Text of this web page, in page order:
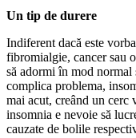
Un tip de durere
Indiferent dacă este
fibromialgie, cancer sau
să adormi în mod normal
complica problema,
mai acut, creând un cerc
insomnia e nevoie să
cauzate de bolile